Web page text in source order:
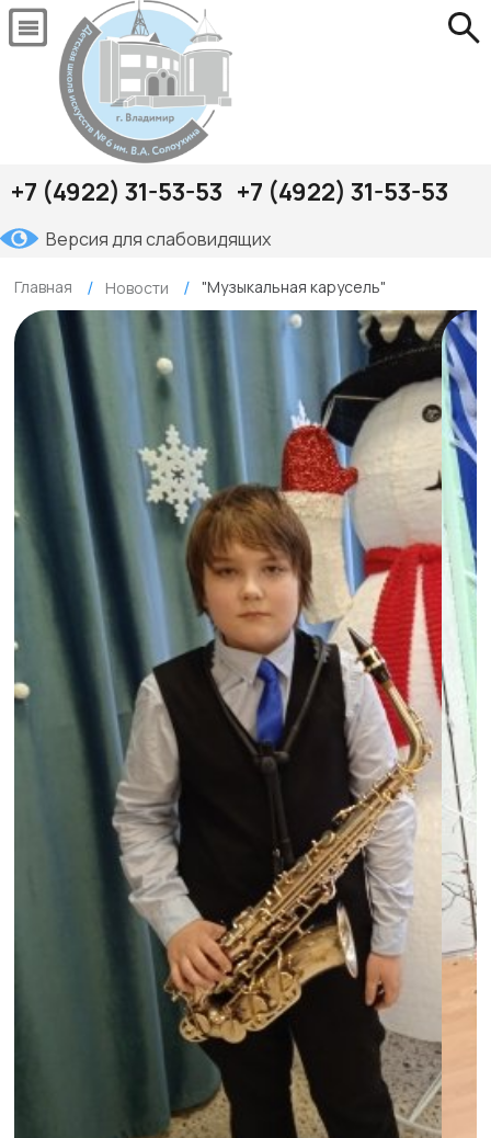
+7 (4922) 31-53-53 +7 (4922) 31-53-53
Версия для слабовидящих
Главная Новости "Музыкальная карусель"